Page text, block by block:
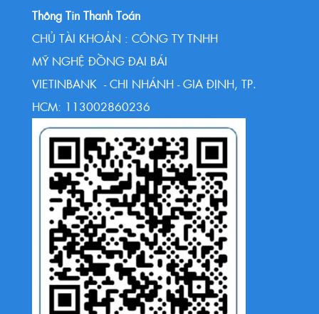
Thông Tin Thanh Toán
CHỦ TÀI KHOẢN : CÔNG TY TNHH
MỸ NGHỆ ĐỒNG ĐẠI BÁI
VIETINBANK - CHI NHÁNH - GIA ĐỊNH, TP.
HCM: 113002860236